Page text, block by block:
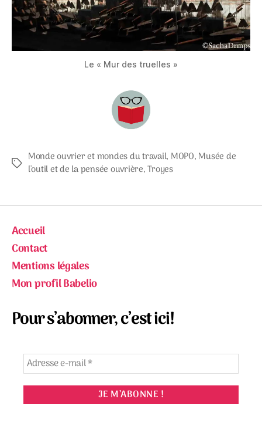
Le « Mur des truelles »
Étiquettes
Monde ouvrier et mondes du travail, MOPO, Musée de
l'outil et de la pensée ouvrière,Troyes
Accueil
Contact
Mentions légales
Mon profil Babelio
Pour s’abonner, c’est ici!